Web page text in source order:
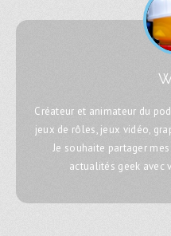
Créateur et animateur du
jeux de rôles, jeux vidéo,
Je souhaite partager
actualités geek avec